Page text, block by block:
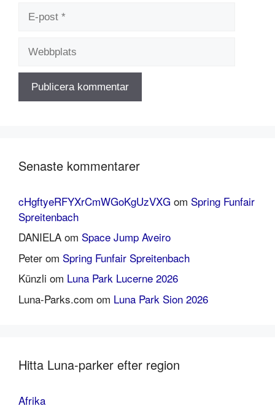
post
Webbplats
Senaste kommentarer
cHgftyeRFYXrCmWGoKgUzVXG om Spring Funfair
Spreitenbach
DANIELA om Space Jump Aveiro
Peter om Spring Funfair Spreitenbach
Künzli om Luna Park Lucerne 2026
Luna-Parks.com om Luna Park Sion 2026
Hitta Luna-parker efter region
Afrika